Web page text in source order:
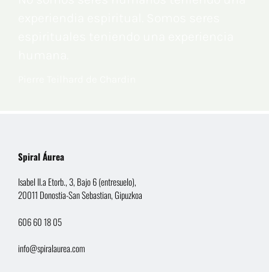
Spiral Áurea
Isabel II.a Etorb., 3, Bajo 6 (entresuelo),
20011 Donostia-San Sebastian, Gipuzkoa
606 60 18 05
info@spiralaurea.com